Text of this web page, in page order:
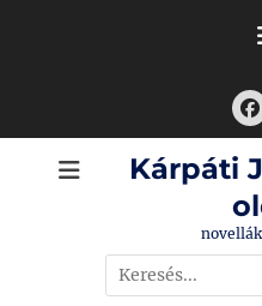
Kárpáti
Search
for: